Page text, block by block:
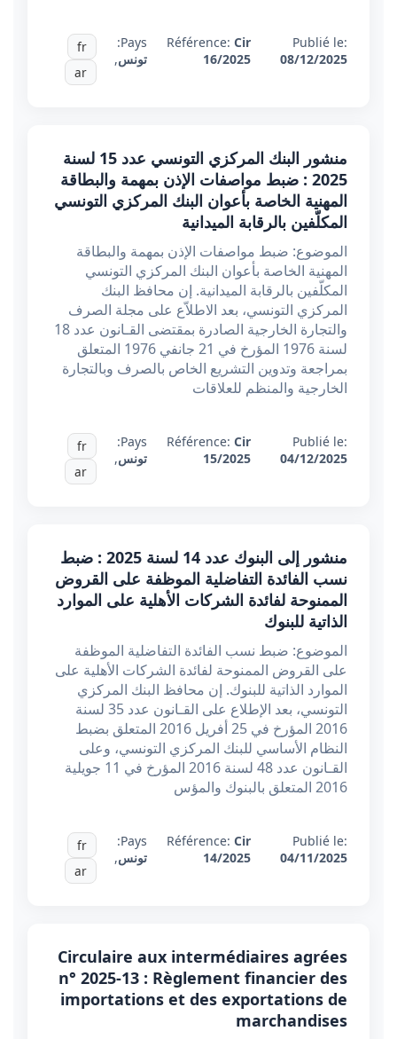
Publié le:
08/12/2025
Référence:Cir
16/2025
Pays:
تونس,
fr
ar
منشور البنك المركزي التونسي عدد 15 لسنة
2025 : ضبط مواصفات الإذن بمهمة والبطاقة
المهنية الخاصة بأعوان البنك المركزي التونسي
المكلّفين بالرقابة الميدانية
الموضوع: ضبط مواصفات الإذن بمهمة والبطاقة
المهنية الخاصة بأعوان البنك المركزي التونسي
المكلّفين بالرقابة الميدانية. إن محافظ البنك
المركزي التونسي، بعد الاطلاّع على مجلة الصرف
والتجارة الخارجية الصادرة بمقتضى القـانون عدد 18
لسنة 1976 المؤرخ في 21 جانفي 1976 المتعلق
بمراجعة وتدوين التشريع الخاص بالصرف وبالتجارة
الخارجية والمنظم للعلاقات
Publié le:
04/12/2025
Référence:Cir
15/2025
Pays:
تونس,
fr
ar
منشور إلى البنوك عدد 14 لسنة 2025 : ضبط
نسب الفائدة التفاضلية الموظفة على القروض
الممنوحة لفائدة الشركات الأهلية على الموارد
الذاتية للبنوك
الموضوع: ضبط نسب الفائدة التفاضلية الموظفة
على القروض الممنوحة لفائدة الشركات الأهلية على
الموارد الذاتية للبنوك. إن محافظ البنك المركزي
التونسي، بعد الإطلاع على القـانون عدد 35 لسنة
2016 المؤرخ في 25 أفريل 2016 المتعلق بضبط
النظام الأساسي للبنك المركزي التونسي، وعلى
القـانون عدد 48 لسنة 2016 المؤرخ في 11 جويلية
2016 المتعلق بالبنوك والمؤس
Publié le:
04/11/2025
Référence:Cir
14/2025
Pays:
تونس,
fr
ar
Circulaire aux intermédiaires agrées
n° 2025-13 : Règlement financier des
importations et des exportations de
marchandises